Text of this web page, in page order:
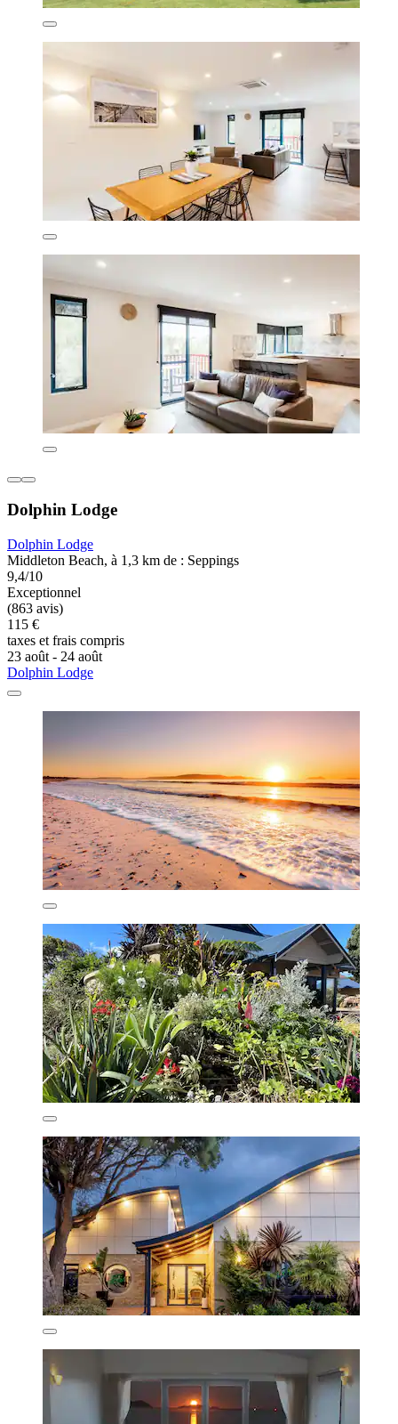
Dolphin Lodge
Dolphin Lodge
Middleton Beach, à 1,3 km de : Seppings
9,4/10
Exceptionnel
(863 avis)
115 €
taxes et frais compris
23 août - 24 août
Dolphin Lodge